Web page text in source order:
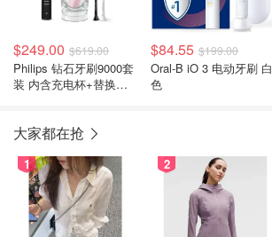
$249.00 $619.00
Philips 钻石牙刷9000套
装 内含充电杯+替换刷
$84.55 $199.00
Oral-B iO 3 电动牙刷 白
色
大家都在抢
1 2